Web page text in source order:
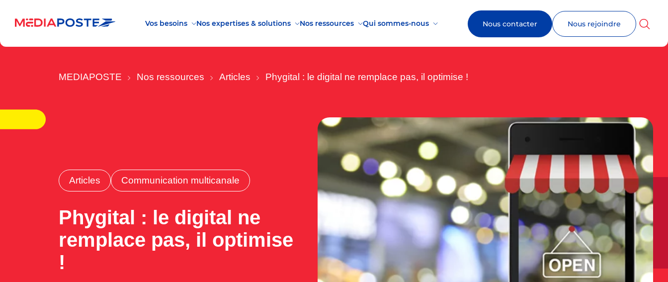
Vos besoins Nos expertises & solutions Nos ressources Qui sommes-nous Nous contacter Nous rejoindre
MEDIAPOSTE Nos ressources Articles Phygital : le digital ne remplace pas, il optimise !
Articles Communication multicanale
Phygital : le digital ne
remplace pas, il optimise
!